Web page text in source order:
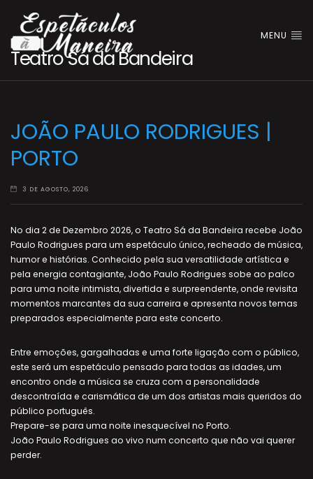
MENU
Teatro Sá da Bandeira
JOÃO PAULO RODRIGUES |
PORTO
3 DE AGOSTO, 2026
No dia 2 de Dezembro 2026, o Teatro Sá da Bandeira recebe João
Paulo Rodrigues para um espetáculo único, recheado de música,
humor e histórias. Conhecido pela sua versatilidade artística e
pela energia contagiante, João Paulo Rodrigues sobe ao palco
para uma noite intimista, divertida e surpreendente, onde revisita
momentos marcantes da sua carreira e apresenta novos temas
preparados especialmente para este concerto.
Entre emoções, gargalhadas e uma forte ligação com o público,
este será um espetáculo pensado para todas as idades, um
encontro onde a música se cruza com a personalidade
descontraída e carismática de um dos artistas mais queridos do
público português.
Prepare-se para uma noite inesquecível no Porto.
João Paulo Rodrigues ao vivo num concerto que não vai querer
perder.